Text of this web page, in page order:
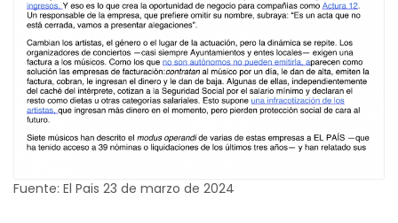
Fuente: El Pais 23 de marzo de 2024